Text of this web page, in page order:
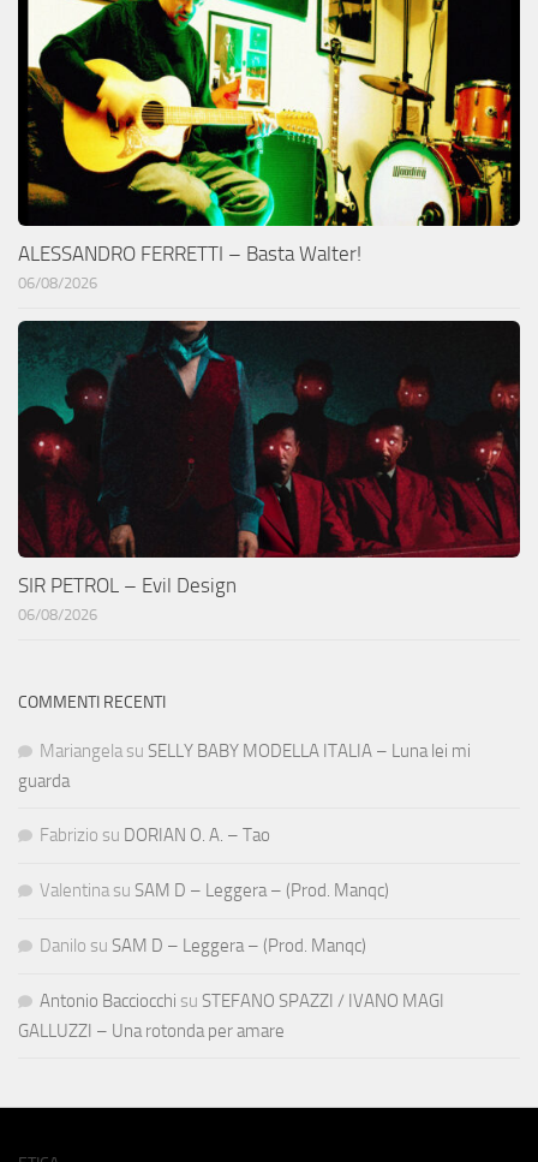
ALESSANDRO FERRETTI – Basta Walter!
06/08/2026
SIR PETROL – Evil Design
06/08/2026
COMMENTI RECENTI
Mariangela su SELLY BABY MODELLA ITALIA – Luna lei mi
guarda
Fabrizio su DORIAN O. A. – Tao
Valentina su SAM D – Leggera – (Prod. Manqc)
Danilo su SAM D – Leggera – (Prod. Manqc)
Antonio Bacciocchi su STEFANO SPAZZI / IVANO MAGI
GALLUZZI – Una rotonda per amare